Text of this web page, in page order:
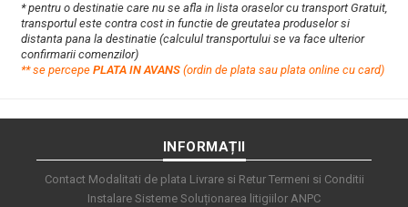
* pentru o destinatie care nu se afla in lista oraselor cu transport Gratuit,
transportul este contra cost in functie de greutatea produselor si
distanta pana la destinatie (calculul transportului se va face ulterior
confirmarii comenzilor)
**se percepe PLATA IN AVANS (ordin de plata sau plata online cu card)
INFORMAȚII
Contact Modalitati de plata Livrare si Retur Termeni si Conditii
Instalare Sisteme Soluționarea litigiilor ANPC